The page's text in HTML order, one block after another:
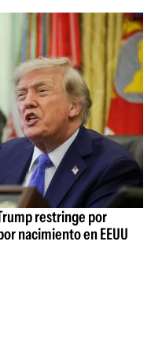
restringe por
nacimiento en EEUU